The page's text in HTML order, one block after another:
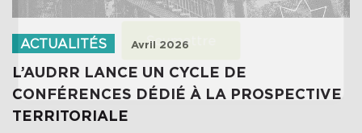
ACTUALITÉS Avril 2026
L’AUDRR LANCE UN CYCLE DE
CONFÉRENCES DÉDIÉ À LA PROSPECTIVE
TERRITORIALE
Soumettre